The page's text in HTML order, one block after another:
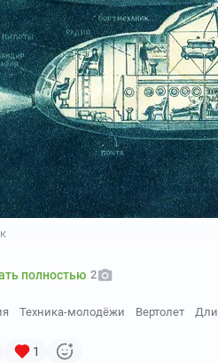
полностью 2
Техника-молодёжи Вертолет
1